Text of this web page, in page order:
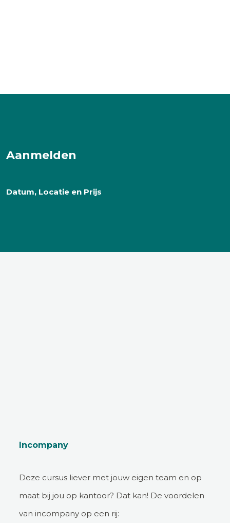
Aanmelden
Datum, Locatie en Prijs
Incompany
Deze cursus liever met jouw eigen team en op
maat bij jou op kantoor? Dat kan! De voordelen
van incompany op een rij: